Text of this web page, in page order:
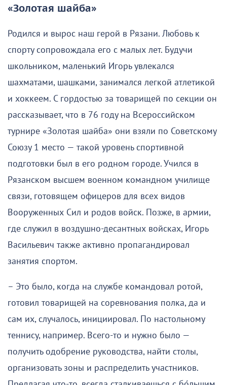
«Золотая шайба»
Родился и вырос наш герой в Рязани. Любовь к
спорту сопровождала его с малых лет. Будучи
школьником, маленький Игорь увлекался
шахматами, шашками, занимался легкой атлетикой
и хоккеем. С гордостью за товарищей по секции он
рассказывает, что в 76 году на Всероссийском
турнире «Золотая шайба» они взяли по Советскому
Союзу 1 место — такой уровень спортивной
подготовки был в его родном городе. Учился в
Рязанском высшем военном командном училище
связи, готовящем офицеров для всех видов
Вооруженных Сил и родов войск. Позже, в армии,
где служил в воздушно-десантных войсках, Игорь
Васильевич также активно пропагандировал
занятия спортом.
– Это было, когда на службе командовал ротой,
готовил товарищей на соревнования полка, да и
сам их, случалось, инициировал. По настольному
теннису, например. Всего-то и нужно было —
получить одобрение руководства, найти столы,
организовать зоны и распределить участников.